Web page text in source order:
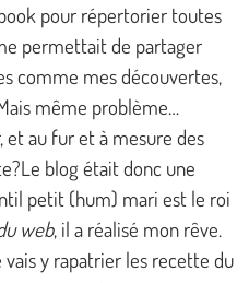
pour répertorier toutes
permettait de partager
comme mes découvertes,
même problème…
et au fur et à mesure des
blog était donc une
petit (hum) mari est le roi
web, il a réalisé mon rêve.
y rapatrier les recette du